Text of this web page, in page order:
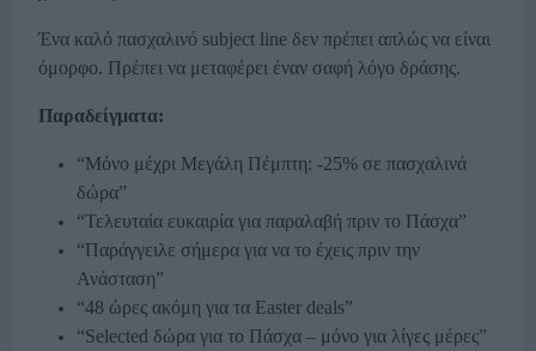
Ένα καλό πασχαλινό subject line δεν πρέπει απλώς να είναι
όμορφο. Πρέπει να μεταφέρει έναν σαφή λόγο δράσης.
Παραδείγματα:
“Μόνο μέχρι Μεγάλη Πέμπτη: -25% σε πασχαλινά
δώρα”
“Τελευταία ευκαιρία για παραλαβή πριν το Πάσχα”
“Παράγγειλε σήμερα για να το έχεις πριν την
Ανάσταση”
“48 ώρες ακόμη για τα Easter deals”
“Selected δώρα για το Πάσχα – μόνο για λίγες μέρες”